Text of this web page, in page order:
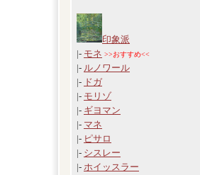
印象派
|- モネ >>おすすめ<<
|- ルノワール
|- ドガ
|- モリゾ
|- ギヨマン
|- マネ
|- ピサロ
|- シスレー
|- ホイッスラー